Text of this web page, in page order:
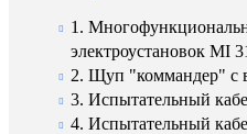
1.
электроустановок MI
2. Щуп "коммандер" с
3. Испытательный
4. Испытательный